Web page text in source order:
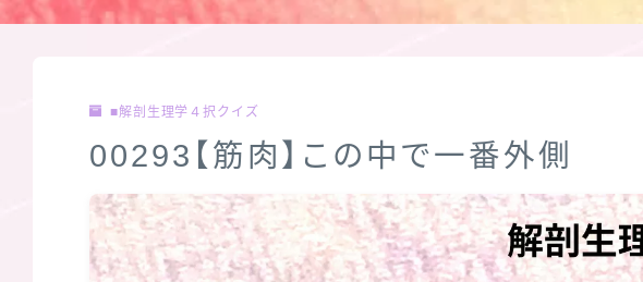
FAQ
サイトマッ
■解剖生理学４択クイズ
00293【筋肉】この中で一番外側